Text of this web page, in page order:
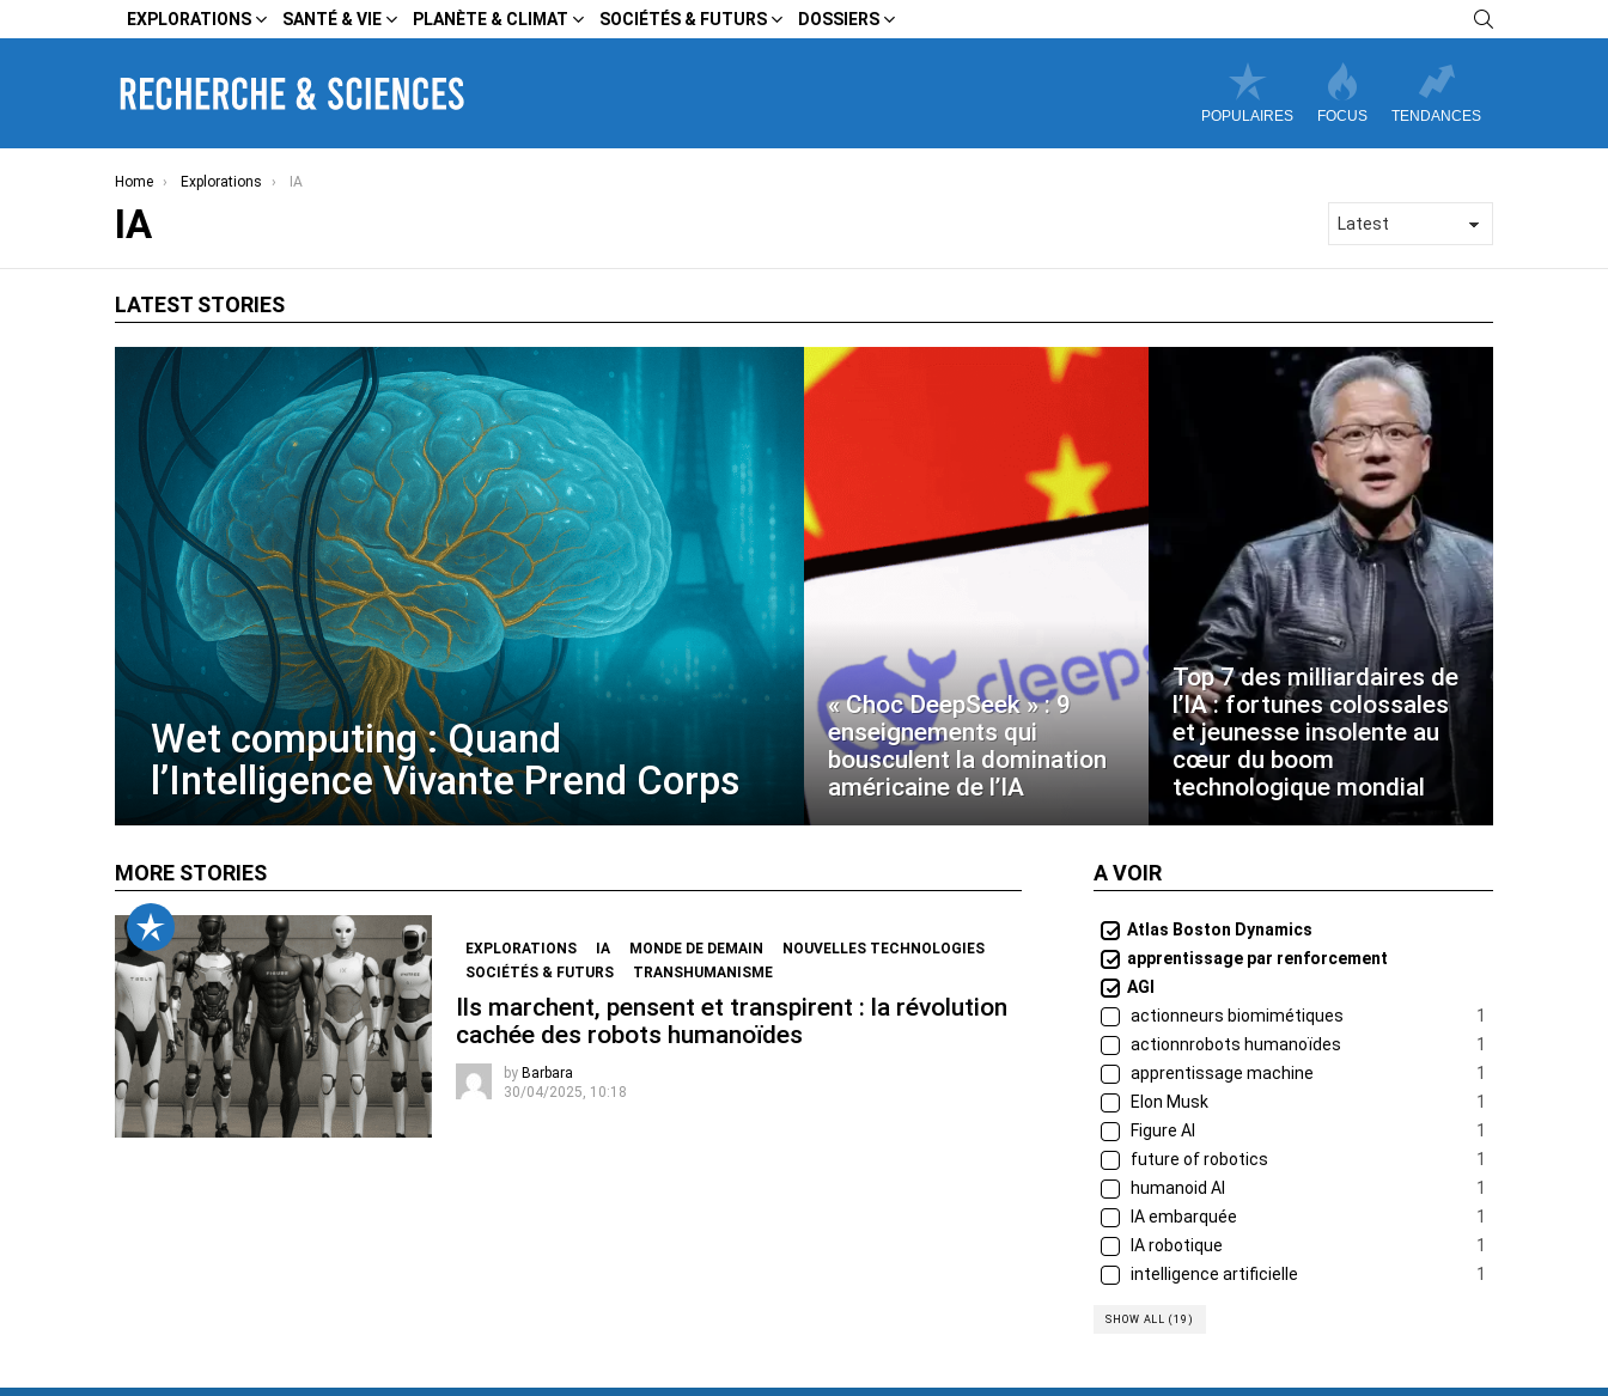
EXPLORATIONS SANTÉ & VIE PLANÈTE & CLIMAT SOCIÉTÉS & FUTURS DOSSIERS
POPULAIRES FOCUS TENDANCES
You are here:
Home Explorations IA
IA
LATEST STORIES
Wet computing : Quand
l’Intelligence Vivante Prend Corps
« Choc DeepSeek » : 9
enseignements qui
bousculent la domination
américaine de l’IA
Top 7 des milliardaires de
l’IA : fortunes colossales
et jeunesse insolente au
cœur du boom
technologique mondial
MORE STORIES
EXPLORATIONS IA MONDE DE DEMAIN
NOUVELLES TECHNOLOGIES
SOCIÉTÉS & FUTURS
TRANSHUMANISME
Ils marchent, pensent et transpirent : la révolution
cachée des robots humanoïdes
by Barbara
30/04/2025, 10:18
A VOIR
Atlas Boston Dynamics
apprentissage par renforcement
AGI
actionneurs biomimétiques
1
actionnrobots humanoïdes
1
apprentissage machine
1
Elon Musk
1
Figure AI
1
future of robotics
1
humanoid AI
1
IA embarquée
1
IA robotique
1
intelligence artificielle
1
SHOW ALL (19)